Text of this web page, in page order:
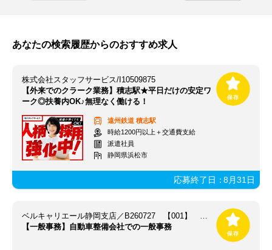
あなたの検索履歴からのおすすめ求人
株式会社スタッフサービス/I10509875
【外来でのクラーク業務】積志駅★平日だけの安定ワ
ーク◎扶養内OK♪無理なく働ける！
遠州鉄道 積志駅
時給1200円以上＋交通費支給
派遣社員
静岡県浜松市
応募終了日：8月31日
ベルキャリエール静岡支店／B260727 【001】 ※勤務地：静岡市駿河区
【一般事務】自動車整備会社での一般事務